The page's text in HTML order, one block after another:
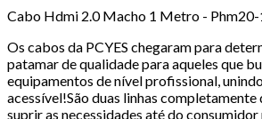
Cabo Hdmi 2.0 Macho 1 Metro - Phm20-
Os cabos da PCYES chegaram para
patamar de qualidade para aqueles que
equipamentos de nível profissional,
acessível!São duas linhas
suprir as necessidades até do